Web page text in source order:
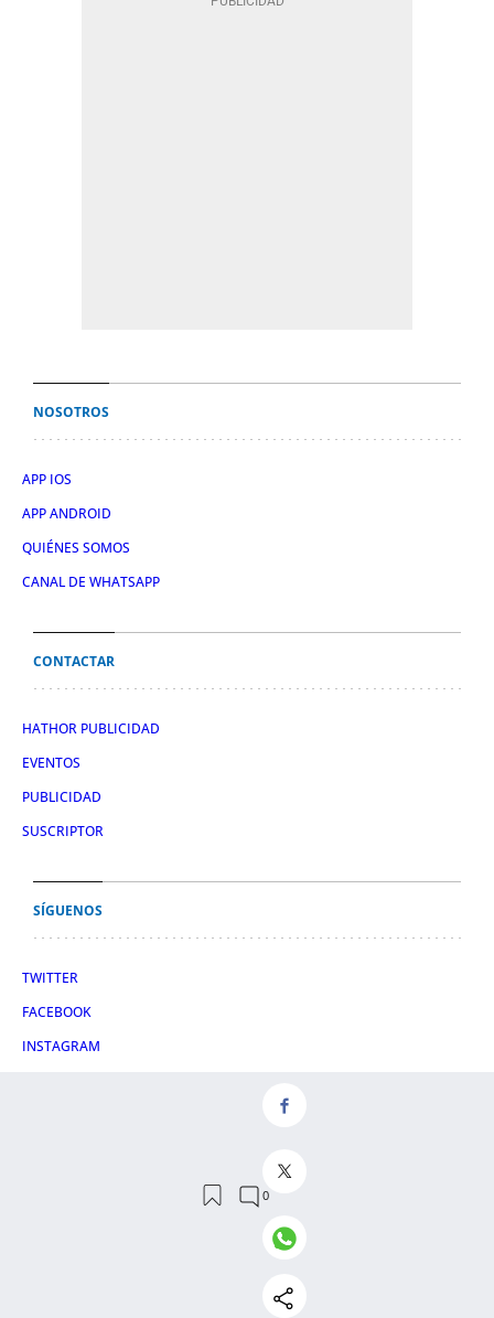
NOSOTROS
APP IOS
APP ANDROID
QUIÉNES SOMOS
CANAL DE WHATSAPP
CONTACTAR
HATHOR PUBLICIDAD
EVENTOS
PUBLICIDAD
SUSCRIPTOR
SÍGUENOS
TWITTER
FACEBOOK
INSTAGRAM